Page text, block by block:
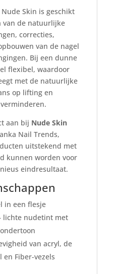
Skin is geschikt
van de natuurlijke
correcties,
van de nagel
Bij een dunne
flexibel, waardoor
met de natuurlijke
op lifting en
aan bij Nude Skin
Nail Trends,
uitstekend met
kunnen worden voor
eindresultaat.
in een flesje
lichte nudetint met
van acryl, de
Fiber-vezels